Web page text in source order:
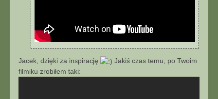
Jacek, dzięki za inspirację
Jakiś czas temu, po Twoim
filmiku zrobiłem taki: